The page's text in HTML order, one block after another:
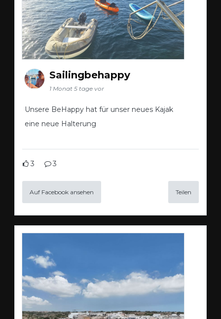
Sailingbehappy
1 Monat 5 tage vor
Unsere BeHappy hat für unser neues Kajak
eine neue Halterung
3 3
Auf Facebook ansehen Teilen